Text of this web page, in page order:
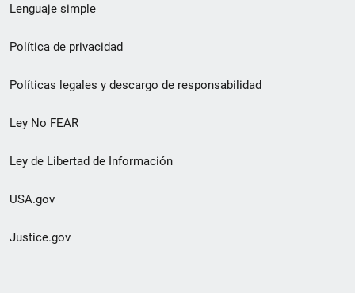
de
pie
de
página
Lenguaje simple
Política de privacidad
Políticas legales y descargo de responsabilidad
Ley No FEAR
Ley de Libertad de Información
USA.gov
Justice.gov